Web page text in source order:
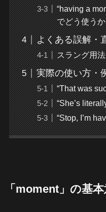
“having a
でどう使うか
よくある誤解・
スラング用
実際の使い方・
“That was
“She’s
“Stop, I’m
「moment」の基